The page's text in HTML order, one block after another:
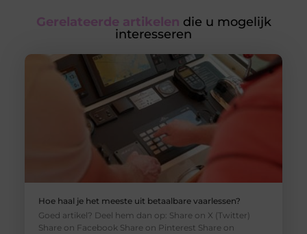
Gerelateerde artikelen die u mogelijk
interesseren
Hoe haal je het meeste uit betaalbare vaarlessen?
Goed artikel? Deel hem dan op: Share on X (Twitter)
Share on Facebook Share on Pinterest Share on